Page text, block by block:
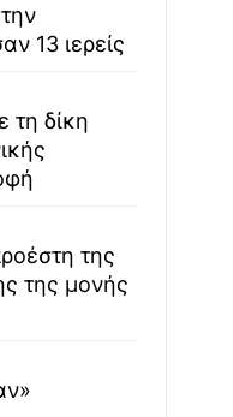
13 ιερείς
τη δίκη
της
της μονής